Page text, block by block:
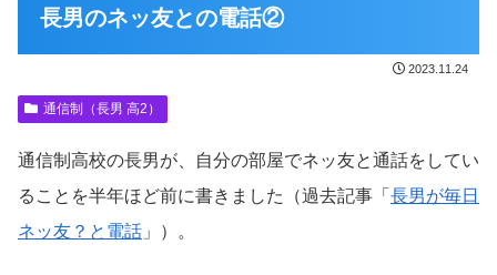
長男のネッ友との電話②
2023.11.24
通信制（長男 高2）
通信制高校の長男が、自分の部屋でネッ友と通話をしてい
ることを半年ほど前に書きました（過去記事「 長男が毎日
ネッ友？と電話 」）。